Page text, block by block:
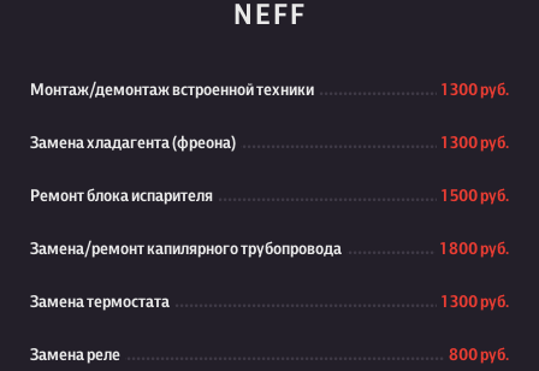
NEFF
Монтаж/демонтаж встроенной техники 1 300 руб.
Замена хладагента (фреона) 1 300 руб.
Ремонт блока испарителя 1 500 руб.
Замена/ремонт капилярного трубопровода 1 800 руб.
Замена термостата 1 300 руб.
Замена реле 800 руб.